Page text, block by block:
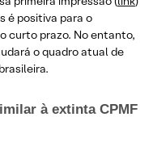
é positiva para o
curto prazo. No entanto,
o quadro atual de
à extinta CPMF